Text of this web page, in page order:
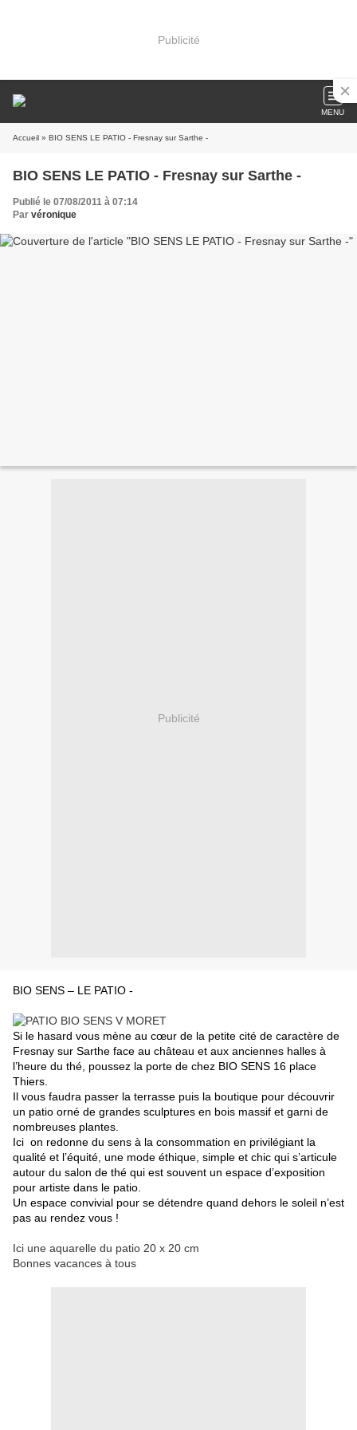
Publicité
MENU
Accueil » BIO SENS LE PATIO - Fresnay sur Sarthe -
BIO SENS LE PATIO - Fresnay sur Sarthe -
Publié le 07/08/2011 à 07:14
Par véronique
Publicité
BIO SENS – LE PATIO -
Si le hasard vous mène au cœur de la petite cité de caractère de
Fresnay sur Sarthe face au château et aux anciennes halles à
l’heure du thé, poussez la porte de chez BIO SENS 16 place
Thiers.
Il vous faudra passer la terrasse puis la boutique pour découvrir
un patio orné de grandes sculptures en bois massif et garni de
nombreuses plantes.
Ici on redonne du sens à la consommation en privilégiant la
qualité et l’équité, une mode éthique, simple et chic qui s’articule
autour du salon de thé qui est souvent un espace d’exposition
pour artiste dans le patio.
Un espace convivial pour se détendre quand dehors le soleil n’est
pas au rendez vous !
Ici une aquarelle du patio 20 x 20 cm
Bonnes vacances à tous